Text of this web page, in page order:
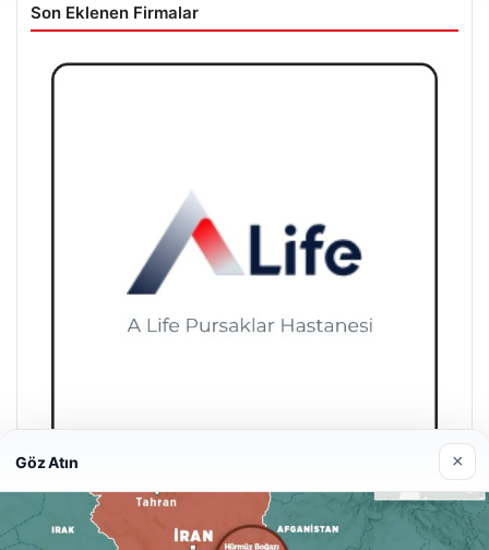
Son Eklenen Firmalar
A Life Pursaklar Hastanesi
27/03/2026
Göz Atın ×